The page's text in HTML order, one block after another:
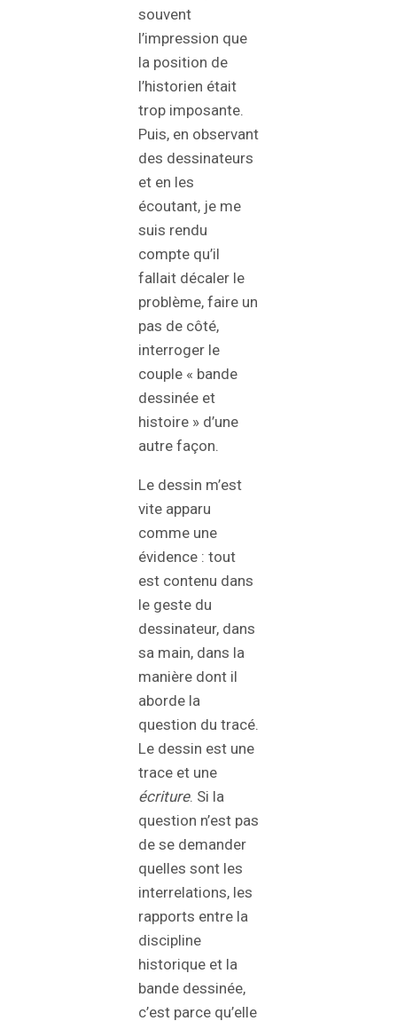
souvent
l’impression que
la position de
l’historien était
trop imposante.
Puis, en observant
des dessinateurs
et en les
écoutant, je me
suis rendu
compte qu’il
fallait décaler le
problème, faire un
pas de côté,
interroger le
couple « bande
dessinée et
histoire » d’une
autre façon.
Le dessin m’est
vite apparu
comme une
évidence : tout
est contenu dans
le geste du
dessinateur, dans
sa main, dans la
manière dont il
aborde la
question du tracé.
Le dessin est une
trace et une
écriture. Si la
question n’est pas
de se demander
quelles sont les
interrelations, les
rapports entre la
discipline
historique et la
bande dessinée,
c’est parce qu’elle